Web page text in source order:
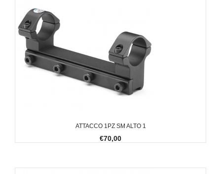
ATTACCO 1PZ SM ALTO 1
€70,00